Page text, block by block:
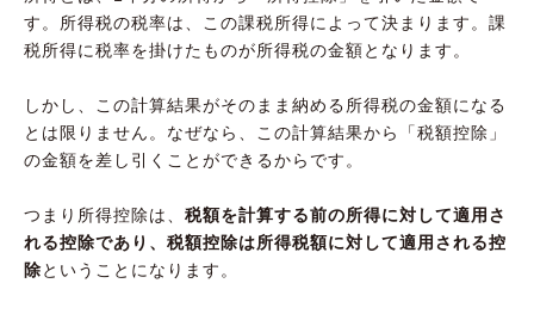
す。所得税の税率は、この課税所得によって決まります。課
税所得に税率を掛けたものが所得税の金額となります。
しかし、この計算結果がそのまま納める所得税の金額になる
とは限りません。なぜなら、この計算結果から「税額控除」
の金額を差し引くことができるからです。
つまり所得控除は、 税額を計算する前の所得に対して適用さ
れる控除であり、税額控除は所得税額に対して適用される控
除ということになります。